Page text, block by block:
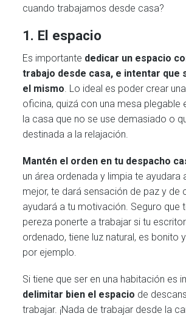
cuando trabajamos desde casa?
1. El espacio
Es importante dedicar un espacio
trabajo desde casa, e intentar que
el mismo . Lo ideal es poder crear
oficina, quizá con una mesa plegable
la casa que no se use demasiado o
destinada a la relajación.
Mantén el orden en tu despacho
un área ordenada y limpia te ayudara
mejor, te dará sensación de paz y de
ayudará a tu motivación. Seguro que
pereza ponerte a trabajar si tu
ordenado, tiene luz natural, es bonito
por ejemplo.
Si tiene que ser en una habitación es
delimitar bien el espacio de
trabajar. ¡Nada de trabajar desde la